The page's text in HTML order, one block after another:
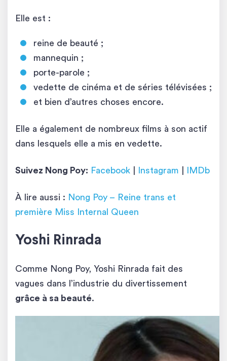
Elle est :
reine de beauté ;
mannequin ;
porte-parole ;
vedette de cinéma et de séries télévisées ;
et bien d’autres choses encore.
Elle a également de nombreux films à son actif
dans lesquels elle a mis en vedette.
Suivez Nong Poy: Facebook Instagram IMDb
À lire aussi : Nong Poy – Reine trans et
première Miss Internal Queen
Yoshi Rinrada
Comme Nong Poy, Yoshi Rinrada fait des
vagues dans l’industrie du divertissement
grâce à sa beauté.